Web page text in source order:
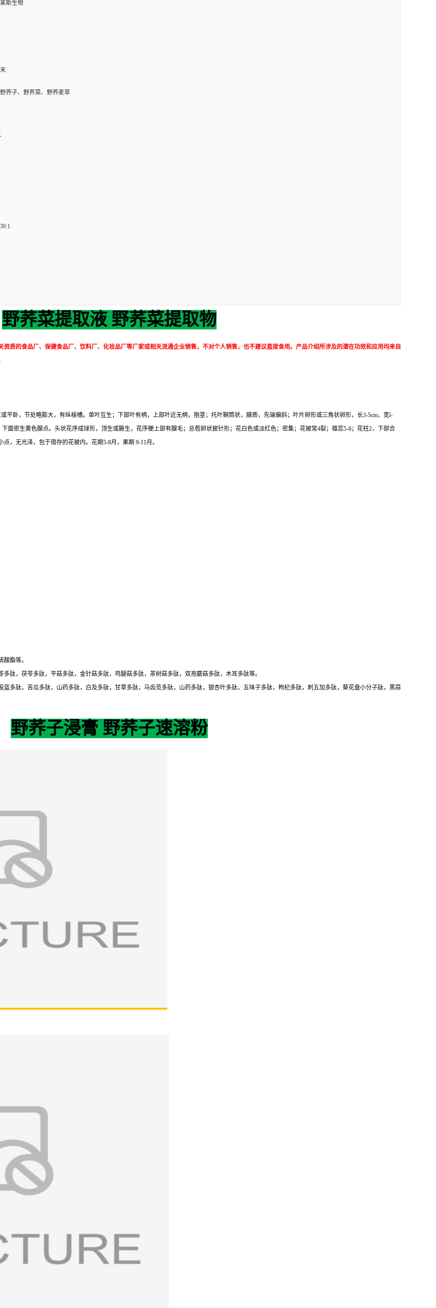
斯生物
荞子、野荞菜、野荞麦草
野荞菜提取液 野荞菜提取物
质的食品厂、保健食品厂、饮料厂、化妆品厂等厂家或相关流通企业销售，不对个人销售，也不建议直接食用。产品介绍所涉及的潜在功效和应用均来自
平卧，节处略膨大，有纵棱槽。单叶互生；下部叶有柄，上部叶近无柄，抱茎；托叶鞘筒状，膜质，先端偏斜；叶片卵形或三角状卵形，长3-5cm，宽l-
面密生黄色腺点。头状花序成球形，顶生或腋生，花序梗上部有腺毛；总苞卵状披针形；花白色或淡红色；密集；花被常4裂；雄蕊5-6；花柱2，下部合
，无光泽，包于宿存的花被内。花期5-8月，果期 9-11月。
酯等。
肽，茯苓多肽，平菇多肽，金针菇多肽，鸡腿菇多肽，茶树菇多肽，双孢蘑菇多肽，木耳多肽等。
多肽，苦瓜多肽，山药多肽，白及多肽，甘草多肽，马齿苋多肽，山药多肽，银杏叶多肽，五味子多肽，枸杞多肽，刺五加多肽，葵花盘小分子肽，黑蒜
野荞子浸膏 野荞子速溶粉